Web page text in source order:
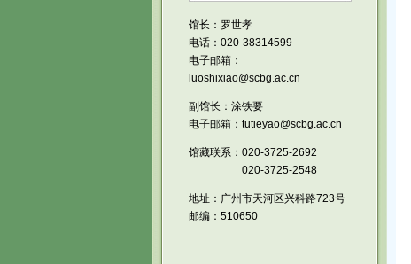
馆长：罗世孝
电话：020-38314599
电子邮箱：
luoshixiao@scbg.ac.cn
副馆长：涂铁要
电子邮箱：tutieyao@scbg.ac.cn
馆藏联系：020-3725-2692
020-3725-2548
地址：广州市天河区兴科路723号
邮编：510650